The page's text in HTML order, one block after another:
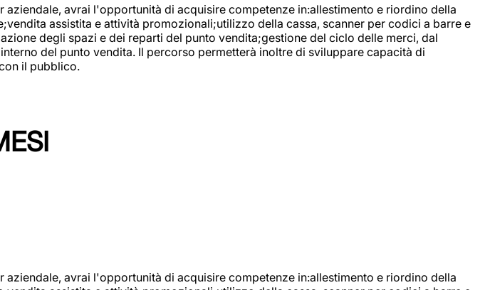
avrai l'opportunità di acquisire competenze in:allestimento e riordino della
assistita e attività promozionali;utilizzo della cassa, scanner per codici a barre e
degli spazi e dei reparti del punto vendita;gestione del ciclo delle merci, dal
del punto vendita. Il percorso permetterà inoltre di sviluppare capacità di
il pubblico.
avrai l'opportunità di acquisire competenze in:allestimento e riordino della